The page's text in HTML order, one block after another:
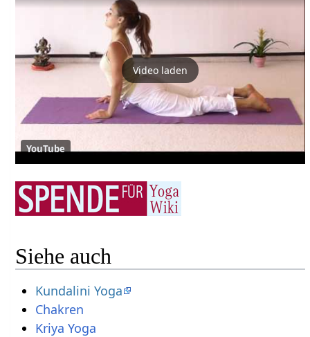
Video laden
YouTube
Siehe auch
Kundalini Yoga
Chakren
Kriya Yoga